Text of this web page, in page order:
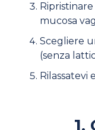
mucosa
Scegliere
(senza
Rilassatevi
1.